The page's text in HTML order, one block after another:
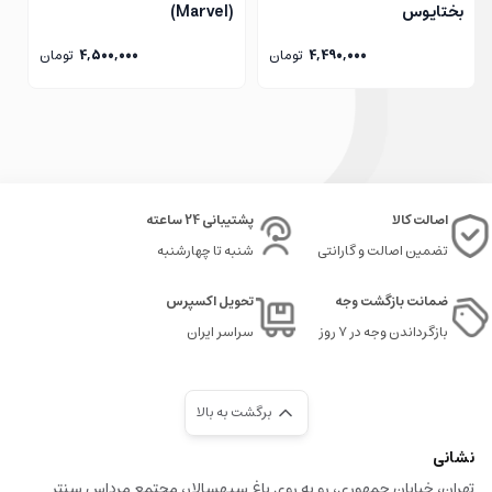
بی‌نظیر این مدل‌ها، قبل از اتمام موجوی خرید خود را نهایی کنید.
پیشنهاد می‌کنم از محصولات زیر دیدن کنید :
بختاپوس
4,490,000 تومان
(Marvel)
4,500,000 تومان
اصالت کالا
تضمین اصالت و گارانتی
پشتیبانی 24 ساعته
شنبه تا چهارشنبه
ضمانت بازگشت وجه
بازگرداندن وجه در ۷ روز
تحویل اکسپرس
سراسر ایران
برگشت به بالا
نشانی